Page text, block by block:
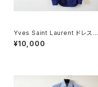
Yves Saint Laurent ドレスシ
ャツ
¥10,000